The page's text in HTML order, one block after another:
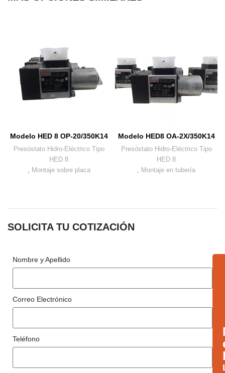
Modelo HED 8 OP-20/350K14
Presóstato Hidro-Eléctrico Tipo
HED 8
Montaje sobre placa
Modelo HED8 OA-2X/350K14
Presóstato Hidro-Eléctrico Tipo
HED 8
Montaje en tubería
SOLICITA TU COTIZACIÓN
Nombre y Apellido
Correo Electrónico
Teléfono